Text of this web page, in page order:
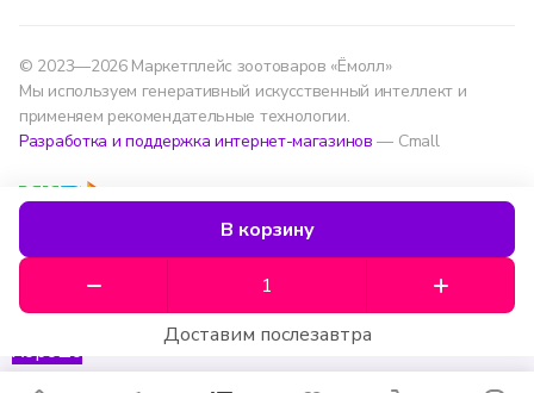
В корзину
Доставим послезавтра
© 2023—2026 Маркетплейс зоотоваров «Ёмолл»
Мы используем генеративный искусственный интеллект и
применяем рекомендательные технологии.
Разработка и поддержка интернет-магазинов — Cmall
Мы используем данные для удобства, улучшения
сервиса и аналитики — согласно
обработки данных
Хорошо